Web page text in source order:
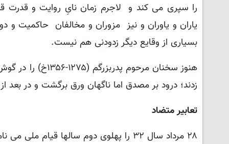
را سپری می کند و لاجرم زمان نایِ روایت و قدرت
بسیاری از وقایع دیگر زدودنی هم نیست.
هنوز سخنان
زدند؛ درود بر مصدق اما ناگهان ورق برگشت و در
تعابیر متضاد
۲۸ مرداد سال ۳۲ را پهلوی دوم سالها